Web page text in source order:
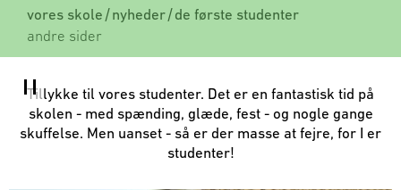
vores skole nyheder de første studenter
andre sider
Tillykke til vores studenter. Det er en fantastisk tid på
skolen - med spænding, glæde, fest - og nogle gange
skuffelse. Men uanset - så er der masse at fejre, for I er
studenter!